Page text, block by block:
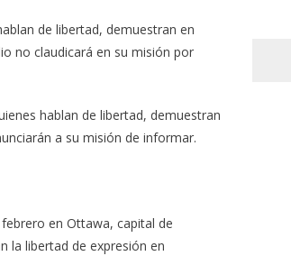
de libertad, demuestran en
no claudicará en su misión por
hablan de libertad, demuestran
a su misión de informar.
en Ottawa, capital de
la libertad de expresión en